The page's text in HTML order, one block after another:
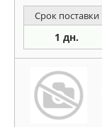
Срок поставки
1 дн.